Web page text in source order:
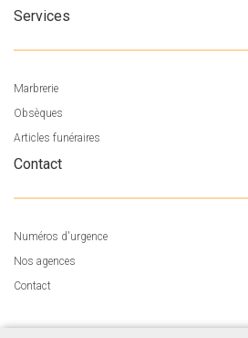
Services
Marbrerie
Obsèques
Articles funéraires
Contact
Numéros d'urgence
Nos agences
Contact